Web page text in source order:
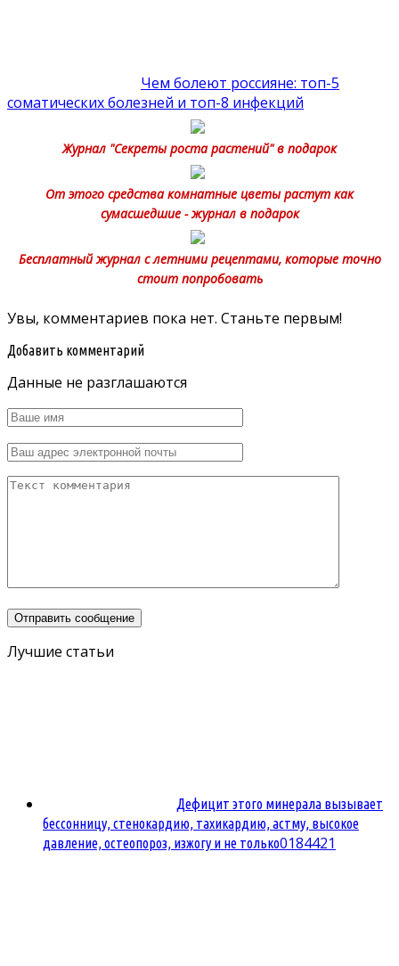
Чем болеют россияне: топ-5
соматических болезней и топ-8 инфекций
Журнал "Секреты роста растений" в подарок
От этого средства комнатные цветы растут как
сумасшедшие - журнал в подарок
Бесплатный журнал с летними рецептами, которые точно
стоит попробовать
Увы, комментариев пока нет. Станьте первым!
Добавить комментарий
Данные не разглашаются
Лучшие статьи
Дефицит этого минерала вызывает
бессонницу, стенокардию, тахикардию, астму, высокое
давление, остеопороз, изжогу и не только0184421